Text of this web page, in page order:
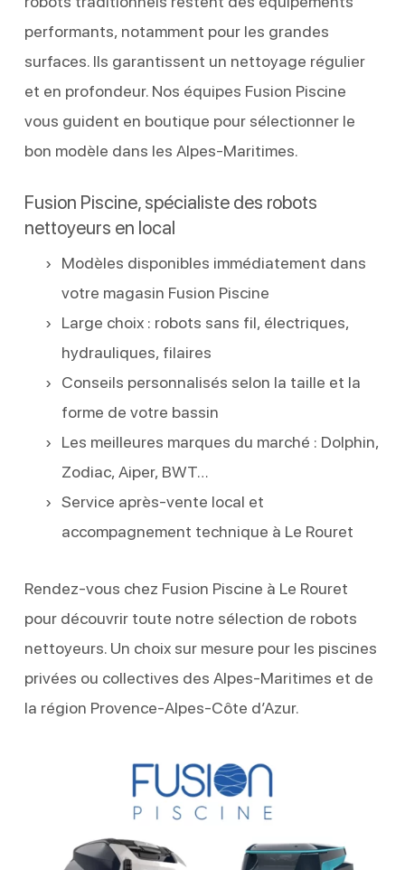
performants, notamment pour les grandes
surfaces. Ils garantissent un nettoyage régulier
et en profondeur. Nos équipes Fusion Piscine
vous guident en boutique pour sélectionner le
bon modèle dans les Alpes-Maritimes.
Fusion Piscine, spécialiste des robots
nettoyeurs en local
Modèles disponibles immédiatement dans
votre magasin Fusion Piscine
Large choix : robots sans fil, électriques,
hydrauliques, filaires
Conseils personnalisés selon la taille et la
forme de votre bassin
Les meilleures marques du marché : Dolphin,
Zodiac, Aiper, BWT…
Service après-vente local et
accompagnement technique à Le Rouret
Rendez-vous chez Fusion Piscine à Le Rouret
pour découvrir toute notre sélection de robots
nettoyeurs. Un choix sur mesure pour les piscines
privées ou collectives des Alpes-Maritimes et de
la région Provence-Alpes-Côte d’Azur.